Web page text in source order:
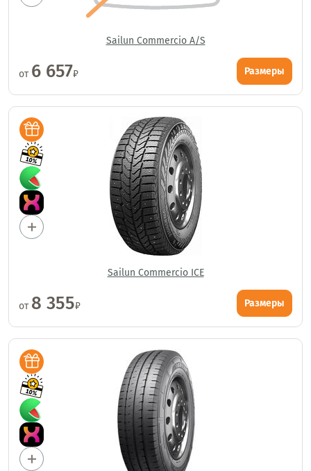
Sailun Commercio A/S
от 6 657₽ Размеры
Sailun Commercio ICE
от 8 355₽ Размеры